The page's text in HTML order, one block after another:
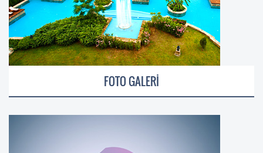
FOTO GALERİ